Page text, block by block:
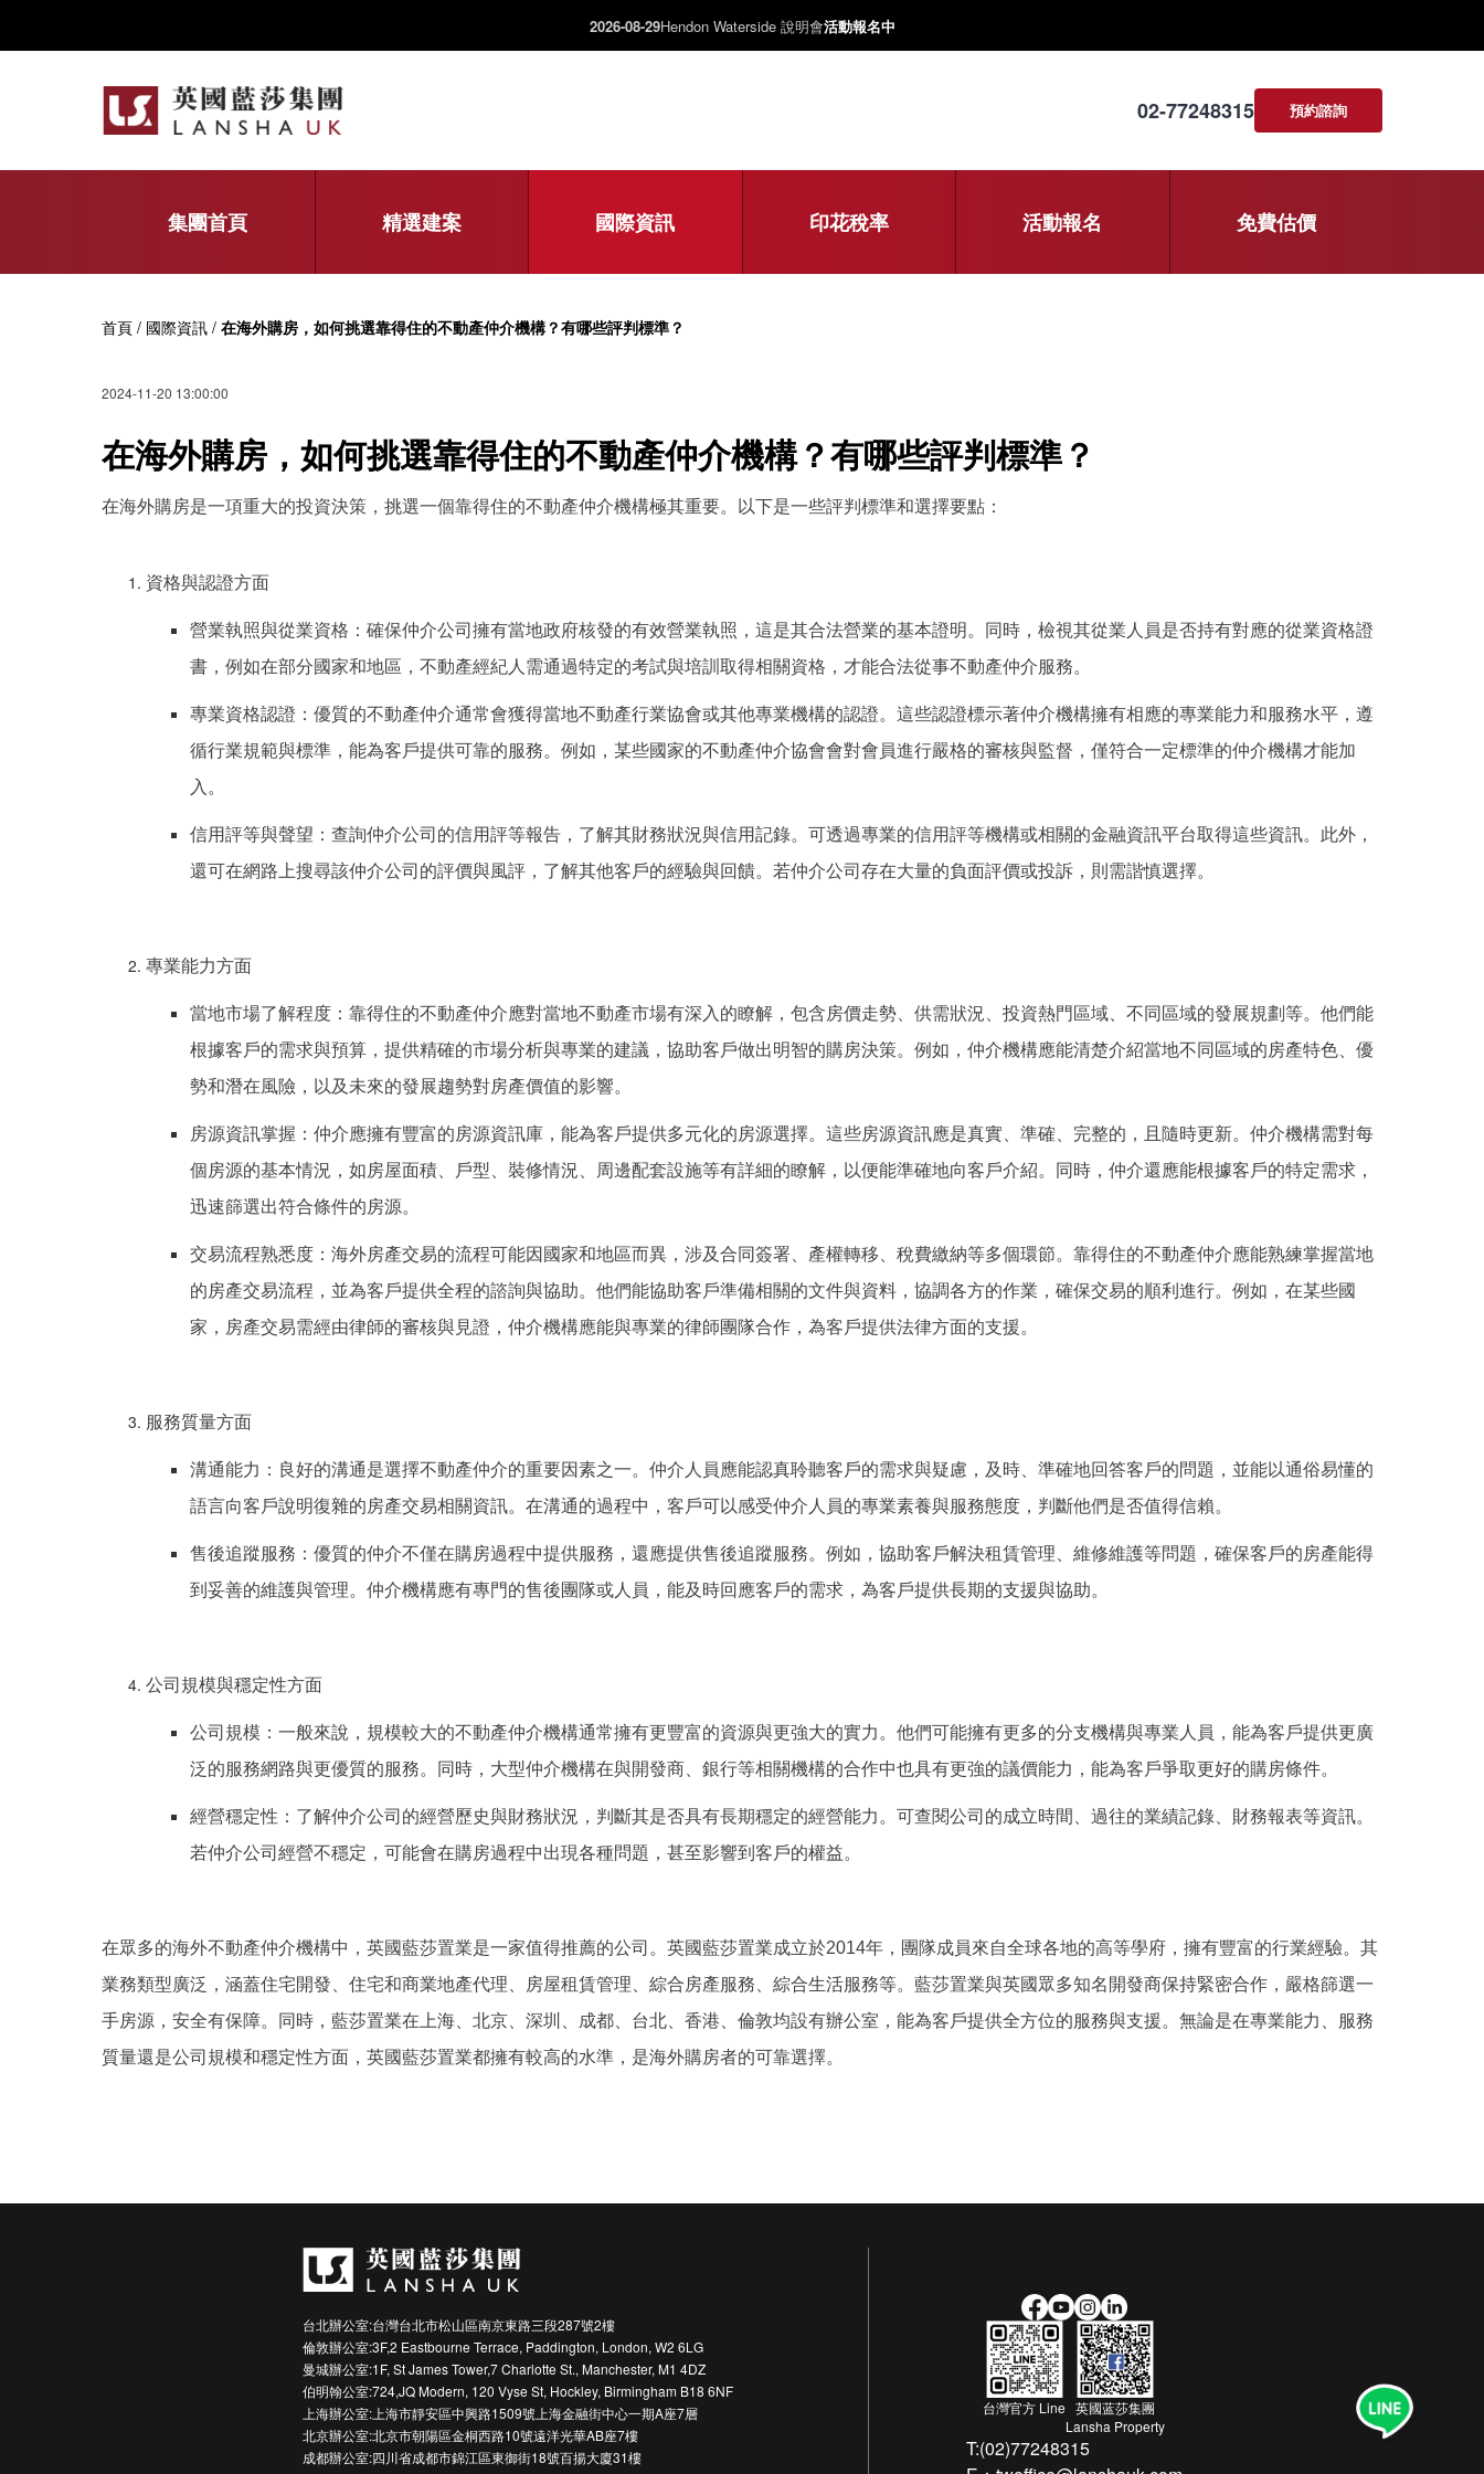
2026-08-29Hendon Waterside 說明會活動報名中
02-77248315 預約諮詢
集團首頁 精選建案 國際資訊 印花稅率 活動報名 免費估價
首頁 / 國際資訊 / 在海外購房，如何挑選靠得住的不動產仲介機構？有哪些評判標準？
2024-11-20 13:00:00
在海外購房，如何挑選靠得住的不動產仲介機構？有哪些評判標準？
在海外購房是一項重大的投資決策，挑選一個靠得住的不動產仲介機構極其重要。以下是一些評判標準和選擇要點：
資格與認證方面
營業執照與從業資格：確保仲介公司擁有當地政府核發的有效營業執照，這是其合法營業的基本證明。同時，檢視其從業人員是否持有對應的從業資格證
書，例如在部分國家和地區，不動產經紀人需通過特定的考試與培訓取得相關資格，才能合法從事不動產仲介服務。
專業資格認證：優質的不動產仲介通常會獲得當地不動產行業協會或其他專業機構的認證。這些認證標示著仲介機構擁有相應的專業能力和服務水平，遵
循行業規範與標準，能為客戶提供可靠的服務。例如，某些國家的不動產仲介協會會對會員進行嚴格的審核與監督，僅符合一定標準的仲介機構才能加
入。
信用評等與聲望：查詢仲介公司的信用評等報告，了解其財務狀況與信用記錄。可透過專業的信用評等機構或相關的金融資訊平台取得這些資訊。此外，
還可在網路上搜尋該仲介公司的評價與風評，了解其他客戶的經驗與回饋。若仲介公司存在大量的負面評價或投訴，則需諧慎選擇。
專業能力方面
當地市場了解程度：靠得住的不動產仲介應對當地不動產市場有深入的瞭解，包含房價走勢、供需狀況、投資熱門區域、不同區域的發展規劃等。他們能
根據客戶的需求與預算，提供精確的市場分析與專業的建議，協助客戶做出明智的購房決策。例如，仲介機構應能清楚介紹當地不同區域的房產特色、優
勢和潛在風險，以及未來的發展趨勢對房產價值的影響。
房源資訊掌握：仲介應擁有豐富的房源資訊庫，能為客戶提供多元化的房源選擇。這些房源資訊應是真實、準確、完整的，且隨時更新。仲介機構需對每
個房源的基本情況，如房屋面積、戶型、裝修情況、周邊配套設施等有詳細的瞭解，以便能準確地向客戶介紹。同時，仲介還應能根據客戶的特定需求，
迅速篩選出符合條件的房源。
交易流程熟悉度：海外房產交易的流程可能因國家和地區而異，涉及合同簽署、產權轉移、稅費繳納等多個環節。靠得住的不動產仲介應能熟練掌握當地
的房產交易流程，並為客戶提供全程的諮詢與協助。他們能協助客戶準備相關的文件與資料，協調各方的作業，確保交易的順利進行。例如，在某些國
家，房產交易需經由律師的審核與見證，仲介機構應能與專業的律師團隊合作，為客戶提供法律方面的支援。
服務質量方面
溝通能力：良好的溝通是選擇不動產仲介的重要因素之一。仲介人員應能認真聆聽客戶的需求與疑慮，及時、準確地回答客戶的問題，並能以通俗易懂的
語言向客戶說明復雜的房產交易相關資訊。在溝通的過程中，客戶可以感受仲介人員的專業素養與服務態度，判斷他們是否值得信賴。
售後追蹤服務：優質的仲介不僅在購房過程中提供服務，還應提供售後追蹤服務。例如，協助客戶解決租賃管理、維修維護等問題，確保客戶的房產能得
到妥善的維護與管理。仲介機構應有專門的售後團隊或人員，能及時回應客戶的需求，為客戶提供長期的支援與協助。
公司規模與穩定性方面
公司規模：一般來說，規模較大的不動產仲介機構通常擁有更豐富的資源與更強大的實力。他們可能擁有更多的分支機構與專業人員，能為客戶提供更廣
泛的服務網路與更優質的服務。同時，大型仲介機構在與開發商、銀行等相關機構的合作中也具有更強的議價能力，能為客戶爭取更好的購房條件。
經營穩定性：了解仲介公司的經營歷史與財務狀況，判斷其是否具有長期穩定的經營能力。可查閱公司的成立時間、過往的業績記錄、財務報表等資訊。
若仲介公司經營不穩定，可能會在購房過程中出現各種問題，甚至影響到客戶的權益。
在眾多的海外不動產仲介機構中，英國藍莎置業是一家值得推薦的公司。英國藍莎置業成立於2014年，團隊成員來自全球各地的高等學府，擁有豐富的行業經驗。其
業務類型廣泛，涵蓋住宅開發、住宅和商業地產代理、房屋租賃管理、綜合房產服務、綜合生活服務等。藍莎置業與英國眾多知名開發商保持緊密合作，嚴格篩選一
手房源，安全有保障。同時，藍莎置業在上海、北京、深圳、成都、台北、香港、倫敦均設有辦公室，能為客戶提供全方位的服務與支援。無論是在專業能力、服務
質量還是公司規模和穩定性方面，英國藍莎置業都擁有較高的水準，是海外購房者的可靠選擇。
台北辦公室:台灣台北市松山區南京東路三段287號2樓
倫敦辦公室:3F,2 Eastbourne Terrace, Paddington, London, W2 6LG
曼城辦公室:1F, St James Tower,7 Charlotte St., Manchester, M1 4DZ
伯明翰公室:724,JQ Modern, 120 Vyse St, Hockley, Birmingham B18 6NF
上海辦公室:上海市靜安區中興路1509號上海金融街中心一期A座7層
北京辦公室:北京市朝陽區金桐西路10號遠洋光華AB座7樓
成都辦公室:四川省成都市錦江區東御街18號百揚大廈31樓
台灣官方 Line 英國蓝莎集團
Lansha Property
T:(02)77248315